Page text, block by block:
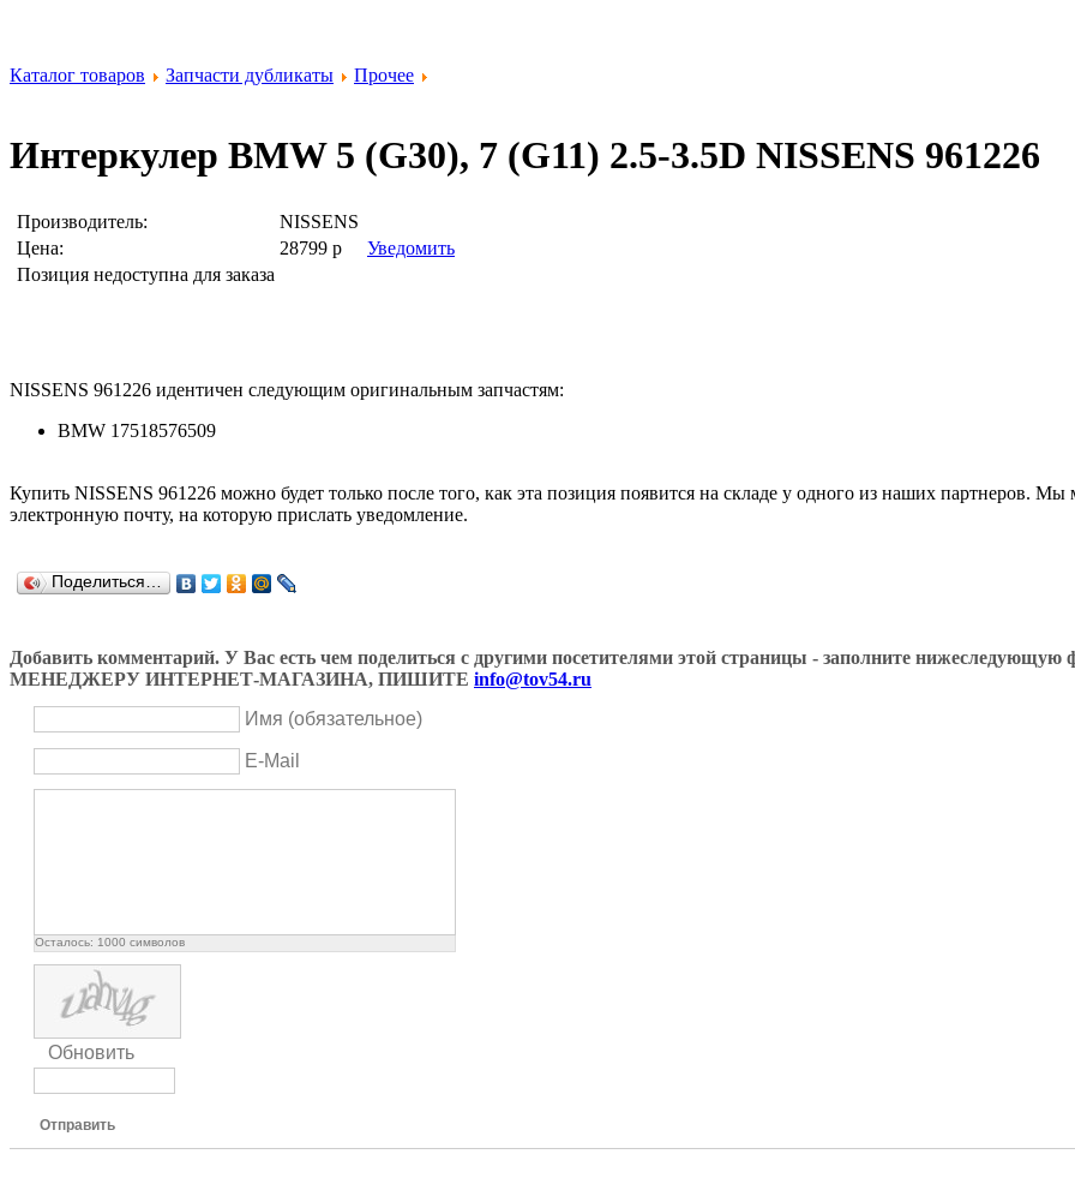
Каталог товаров Запчасти дубликаты Прочее
Интеркулер BMW 5 (G30), 7 (G11) 2.5-3.5D NISSENS 961226
Производитель:
NISSENS
Цена:
28799 р
Позиция недоступна для заказа
Уведомить
NISSENS 961226 идентичен следующим оригинальным запчастям:
BMW 17518576509
Купить NISSENS 961226 можно будет только после того, как эта позиция появится на складе у одного из наших партнеров.
электронную почту, на которую прислать уведомление.
Поделиться…
Добавить комментарий. У Вас есть чем поделиться с другими посетителями этой страницы - заполните
МЕНЕДЖЕРУ ИНТЕРНЕТ-МАГАЗИНА, ПИШИТЕ info@tov54.ru
Имя (обязательное)
E-Mail
Осталось: 1000 символов
Обновить
Отправить